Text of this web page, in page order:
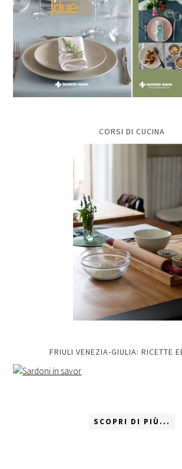
CORSI DI CUCINA
FRIULI VENEZIA-GIULIA: RICETTE
SCOPRI DI PIÙ...